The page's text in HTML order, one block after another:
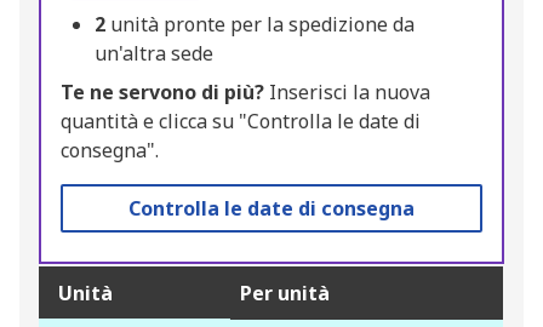
2 unità pronte per la spedizione da
un'altra sede
Te ne servono di più? Inserisci la nuova
quantità e clicca su "Controlla le date di
consegna".
Controlla le date di consegna
Unità Per unità